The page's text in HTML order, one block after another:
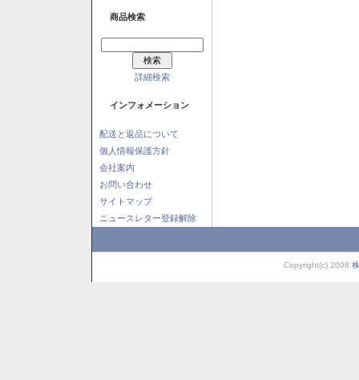
商品検索
詳細検索
インフォメーション
配送と返品について
個人情報保護方針
会社案内
お問い合わせ
サイトマップ
ニュースレター登録解除
Copyright(c) 2008